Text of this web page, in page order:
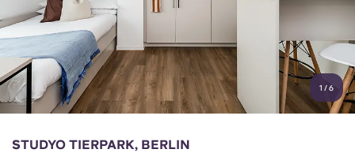
Konto Sprache
English (GB)
Wähle ein Land aus
Jetzt buchen
Italian
Portuguese
1 /6
STUDYO TIERPARK, BERLIN